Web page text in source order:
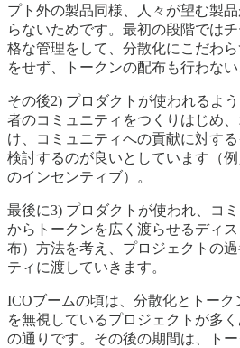
プト外の製品同様、人々が望む製
らないためです。最初の段階では
格な管理をして、分散化にこだわ
をせず、トークンの配布も行わな
その後2) プロダクトが使われるよ
者のコミュニティをつくりはじめ
け、コミュニティへの貢献に対す
検討するのが良いとしています（
のインセンティブ）。
最後に3) プロダクトが使われ、コ
からトークンを広く渡らせるディ
布）方法を考え、プロジェクトの
ティに渡していきます。
ICOブームの頃は、分散化とトーク
を無視しているプロジェクトが多
の通りです。その後の期間は、ト